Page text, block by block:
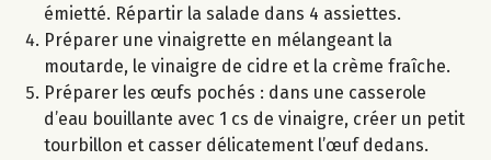
émietté. Répartir la salade dans 4 assiettes.
Préparer une vinaigrette en mélangeant la
moutarde, le vinaigre de cidre et la crème fraîche.
Préparer les œufs pochés : dans une casserole
d’eau bouillante avec 1 cs de vinaigre, créer un petit
tourbillon et casser délicatement l’œuf dedans.